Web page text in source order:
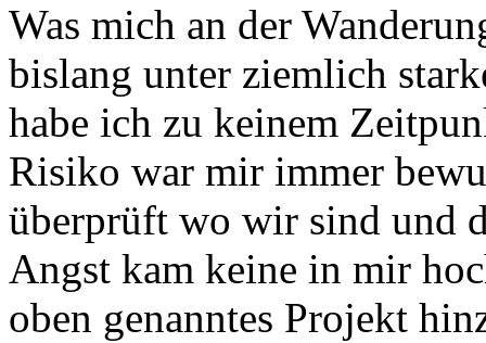
Was mich an der
bislang unter ziemlich
habe ich zu keinem
Risiko war mir immer
überprüft wo wir sind und
Angst kam keine in mir
oben genanntes Projekt